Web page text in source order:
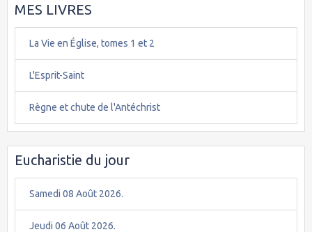
MES LIVRES
La Vie en Église, tomes 1 et 2
L'Esprit-Saint
Règne et chute de l'Antéchrist
Eucharistie du jour
Samedi 08 Août 2026.
Jeudi 06 Août 2026.